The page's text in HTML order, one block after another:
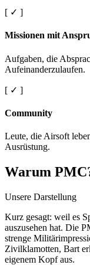
[ ✓ ]
Missionen mit
Aufgaben, die
Aufeinanderzulaufen.
[ ✓ ]
Community
Leute, die Airsoft
Ausrüstung.
Warum
Unsere Darstellung
Kurz gesagt: weil es
auszusehen hat. Die
strenge
Zivilklamotten, Bart
eigenem Kopf aus.